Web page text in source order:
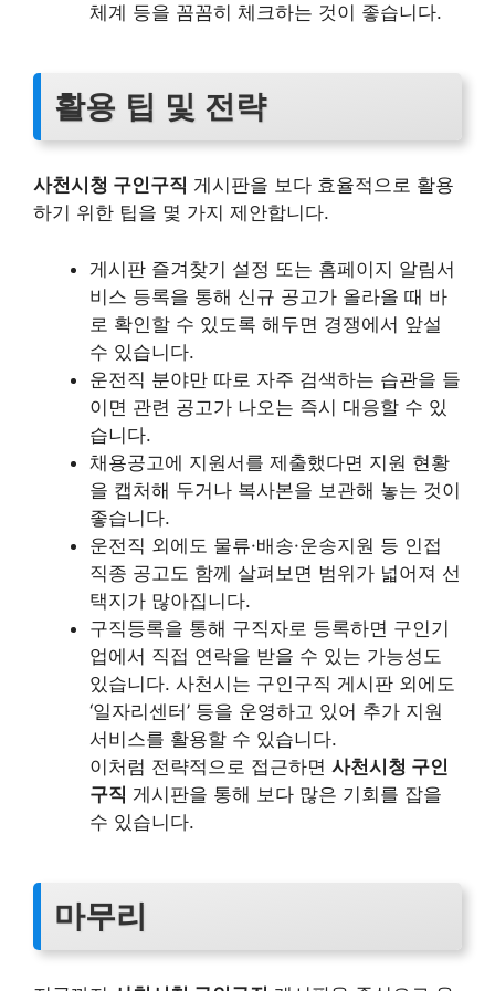
체계 등을 꼼꼼히 체크하는 것이 좋습니다.
활용 팁 및 전략
사천시청 구인구직 게시판을 보다 효율적으로 활용
하기 위한 팁을 몇 가지 제안합니다.
게시판 즐겨찾기 설정 또는 홈페이지 알림서
비스 등록을 통해 신규 공고가 올라올 때 바
로 확인할 수 있도록 해두면 경쟁에서 앞설
수 있습니다.
운전직 분야만 따로 자주 검색하는 습관을 들
이면 관련 공고가 나오는 즉시 대응할 수 있
습니다.
채용공고에 지원서를 제출했다면 지원 현황
을 캡처해 두거나 복사본을 보관해 놓는 것이
좋습니다.
운전직 외에도 물류·배송·운송지원 등 인접
직종 공고도 함께 살펴보면 범위가 넓어져 선
택지가 많아집니다.
구직등록을 통해 구직자로 등록하면 구인기
업에서 직접 연락을 받을 수 있는 가능성도
있습니다. 사천시는 구인구직 게시판 외에도
‘일자리센터’ 등을 운영하고 있어 추가 지원
서비스를 활용할 수 있습니다.
이처럼 전략적으로 접근하면 사천시청 구인
구직 게시판을 통해 보다 많은 기회를 잡을
수 있습니다.
마무리